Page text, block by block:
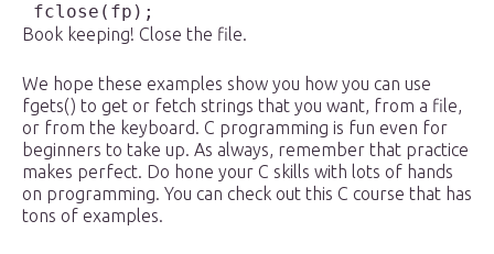
fclose(fp);
Book keeping! Close the file.
We hope these examples show you how you can use
fgets() to get or fetch strings that you want, from a file,
or from the keyboard. C programming is fun even for
beginners to take up. As always, remember that practice
makes perfect. Do hone your C skills with lots of hands
on programming. You can check out this C course that has
tons of examples.